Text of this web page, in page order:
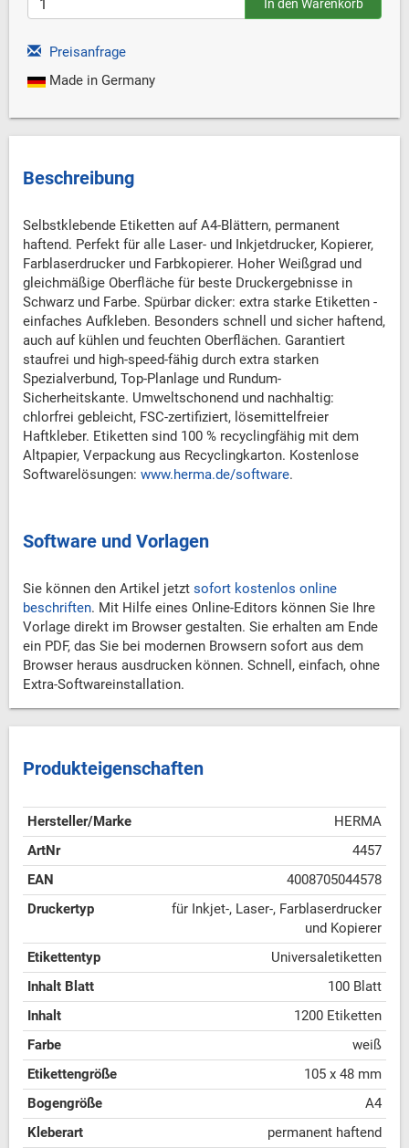
Preisanfrage
Made in Germany
Beschreibung
Selbstklebende Etiketten auf A4-Blättern, permanent
haftend. Perfekt für alle Laser- und Inkjetdrucker, Kopierer,
Farblaserdrucker und Farbkopierer. Hoher Weißgrad und
gleichmäßige Oberfläche für beste Druckergebnisse in
Schwarz und Farbe. Spürbar dicker: extra starke Etiketten -
einfaches Aufkleben. Besonders schnell und sicher haftend,
auch auf kühlen und feuchten Oberflächen. Garantiert
staufrei und high-speed-fähig durch extra starken
Spezialverbund, Top-Planlage und Rundum-
Sicherheitskante. Umweltschonend und nachhaltig:
chlorfrei gebleicht, FSC-zertifiziert, lösemittelfreier
Haftkleber. Etiketten sind 100 % recyclingfähig mit dem
Altpapier, Verpackung aus Recyclingkarton. Kostenlose
Softwarelösungen: www.herma.de/software.
Software und Vorlagen
Sie können den Artikel jetzt sofort kostenlos online
beschriften. Mit Hilfe eines Online-Editors können Sie Ihre
Vorlage direkt im Browser gestalten. Sie erhalten am Ende
ein PDF, das Sie bei modernen Browsern sofort aus dem
Browser heraus ausdrucken können. Schnell, einfach, ohne
Extra-Softwareinstallation.
Produkteigenschaften
Hersteller/Marke
HERMA
ArtNr
4457
EAN
4008705044578
Druckertyp
für Inkjet-, Laser-, Farblaserdrucker
und Kopierer
Etikettentyp
Universaletiketten
Inhalt Blatt
100 Blatt
Inhalt
1200 Etiketten
Farbe
weiß
Etikettengröße
105 x 48 mm
Bogengröße
A4
Kleberart
permanent haftend